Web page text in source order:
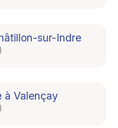
sur-Indre
à Valençay